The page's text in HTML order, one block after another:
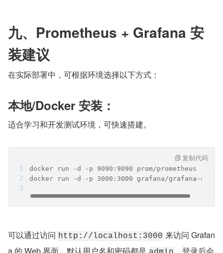
九、Prometheus + Grafana 安
装建议
在实际部署中，可根据环境选择以下方式：
本地/Docker 安装：
适合学习和开发测试环境，可快速搭建。
docker run -d -p 9090:9090 prom/prometheus
docker run -d -p 3000:3000 grafana/grafana-oss
复制代码
可以通过访问 http://localhost:3000 来访问 Grafan